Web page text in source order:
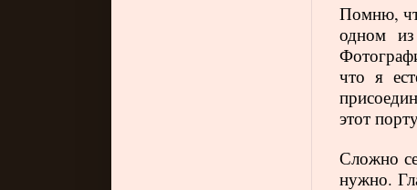
Помню,
одном
что я
этот
Сложно
нужно.